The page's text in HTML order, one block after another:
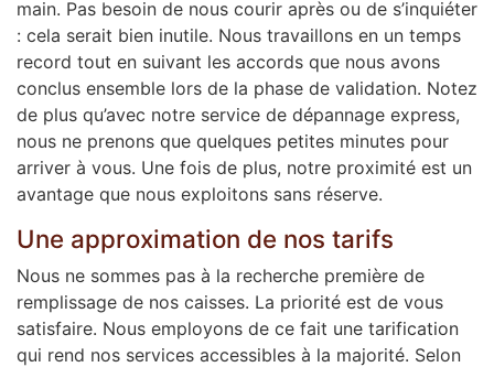
main. Pas besoin de nous courir après ou de s’inquiéter
: cela serait bien inutile. Nous travaillons en un temps
record tout en suivant les accords que nous avons
conclus ensemble lors de la phase de validation. Notez
de plus qu’avec notre service de dépannage express,
nous ne prenons que quelques petites minutes pour
arriver à vous. Une fois de plus, notre proximité est un
avantage que nous exploitons sans réserve.
Une approximation de nos tarifs
Nous ne sommes pas à la recherche première de
remplissage de nos caisses. La priorité est de vous
satisfaire. Nous employons de ce fait une tarification
qui rend nos services accessibles à la majorité. Selon